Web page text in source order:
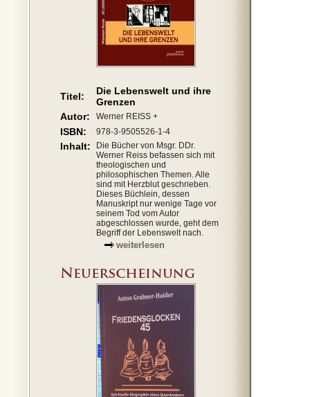
Titel:
Die Lebenswelt und ihre
Grenzen
Autor:
Werner REISS +
ISBN: 978-3-9505526-1-4
Inhalt:
Die Bücher von Msgr. DDr.
Werner Reiss befassen sich mit
theologischen und
philosophischen Themen. Alle
sind mit Herzblut geschrieben.
Dieses Büchlein, dessen
Manuskript nur wenige Tage vor
seinem Tod vom Autor
abgeschlossen wurde, geht dem
Begriff der Lebenswelt nach.
weiterlesen